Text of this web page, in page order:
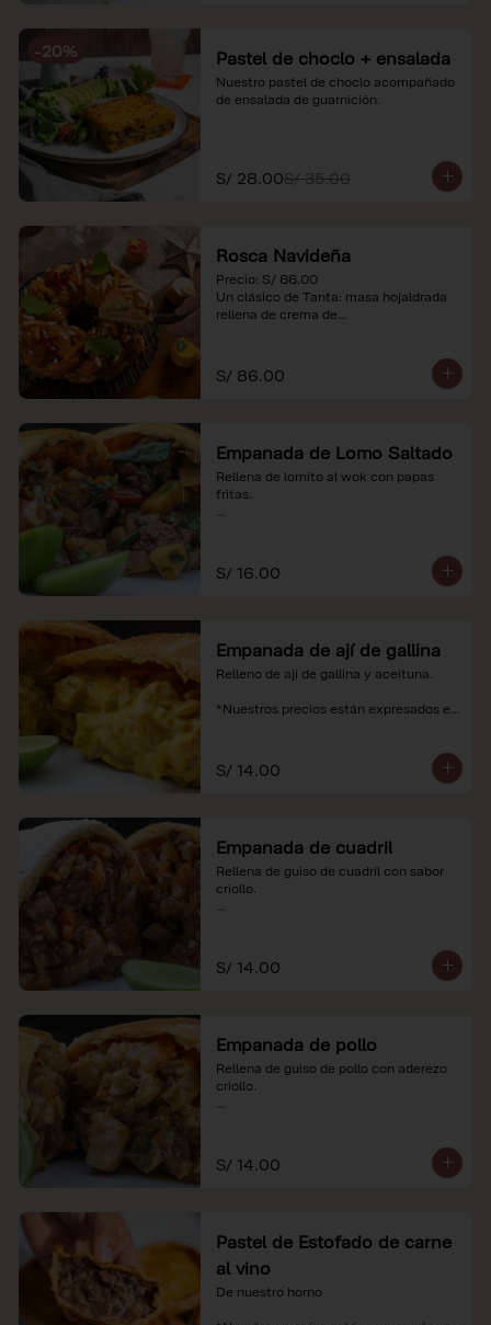
-20% Pastel de choclo + ensalada
Nuestro pastel de choclo acompañado
de ensalada de guarnición.
S/ 28.00S/ 35.00
Rosca Navideña
Precio: S/ 86.00
Un clásico de Tanta: masa hojaldrada
rellena de crema de
*Nuestros precios están expresados en
soles e incluyen impuestos de ley y
S/ 86.00
Empanada de Lomo Saltado
Rellena de lomito al wok con papas
fritas.
S/ 16.00
Empanada de ají de gallina
Relleno de ají de gallina y aceituna.
*Nuestros precios están expresados en
S/ 14.00
Empanada de cuadril
Rellena de guiso de cuadril con sabor
criollo.
S/ 14.00
Empanada de pollo
Rellena de guiso de pollo con aderezo
criollo.
S/ 14.00
Pastel de Estofado de carne
al vino
De nuestro horno